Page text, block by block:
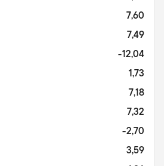
7,60
7,49
-12,04
1,73
7,18
7,32
-2,70
3,59